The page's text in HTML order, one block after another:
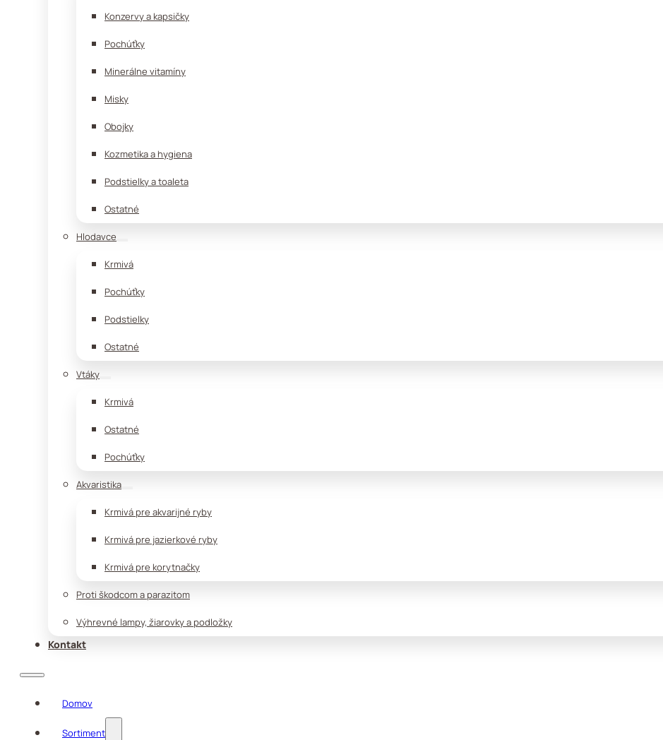
Konzervy a kapsičky
Pochúťky
Minerálne vitamíny
Misky
Obojky
Kozmetika a hygiena
Podstielky a toaleta
Ostatné
Hlodavce
Krmivá
Pochúťky
Podstielky
Ostatné
Vtáky
Krmivá
Ostatné
Pochúťky
Akvaristika
Krmivá pre akvarijné ryby
Krmivá pre jazierkové ryby
Krmivá pre korytnačky
Proti škodcom a parazitom
Výhrevné lampy, žiarovky a podložky
Kontakt
Domov
Sortiment